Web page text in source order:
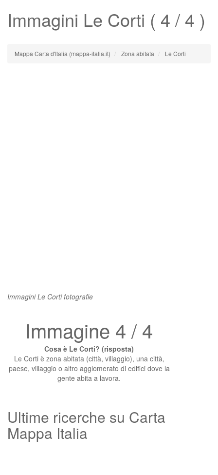
Immagini Le Corti ( 4 / 4 )
Mappa Carta d'Italia (mappa-italia.it) Zona abitata Le Corti
Immagini Le Corti fotografie
Immagine 4 / 4
Cosa è Le Corti? (risposta)
Le Corti è zona abitata (città, villaggio), una città,
paese, villaggio o altro agglomerato di edifici dove la
gente abita a lavora.
Ultime ricerche su Carta
Mappa Italia